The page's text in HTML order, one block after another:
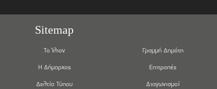
Sitemap
Το Ίλιον
Η Δήμαρχος
Δελτία Τύπου
Γραμμή Δημότη
Επιτροπές
Διαγωνισμοί